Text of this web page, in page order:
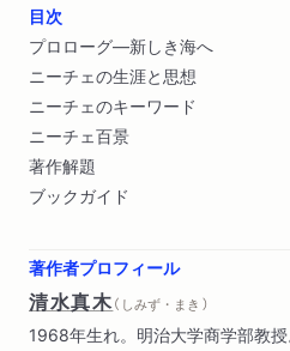
目次
プロローグ―新しき海へ
ニーチェの生涯と思想
ニーチェのキーワード
ニーチェ百景
著作解題
ブックガイド
著作者プロフィール
清水真木（ しみず・まき ）
1968年生れ。明治大学商学部教